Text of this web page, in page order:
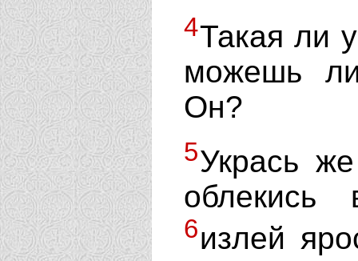
4Такая ли
можешь ли
Он?
5Укрась
6излей